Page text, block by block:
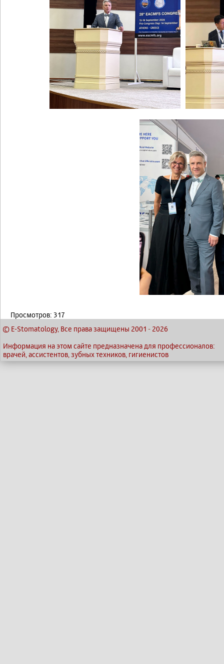
Просмотров: 317
© E-Stomatology, Все права защищены 2001 - 2026
Информация на этом сайте предназначена для профессионалов:
врачей, ассистентов, зубных техников, гигиенистов